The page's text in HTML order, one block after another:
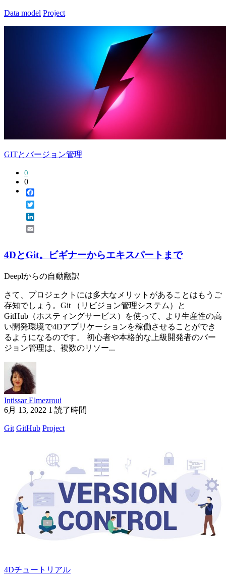
Data model Project
GITとバージョン管理
0
0
4DとGit。ビギナーからエキスパートまで
Deeplからの自動翻訳
さて、プロジェクトには多大なメリットがあることはもうご
存知でしょう。Git （リビジョン管理システム）と
GitHub（ホスティングサービス）を使って、より生産性の高
い開発環境で4Dアプリケーションを稼働させることができ
るようになるのです。 初心者や本格的な上級開発者のバー
ジョン管理は、複数のリソー...
Intissar Elmezroui
6月 13, 2022 1 読了時間
Git GitHub Project
4Dチュートリアル